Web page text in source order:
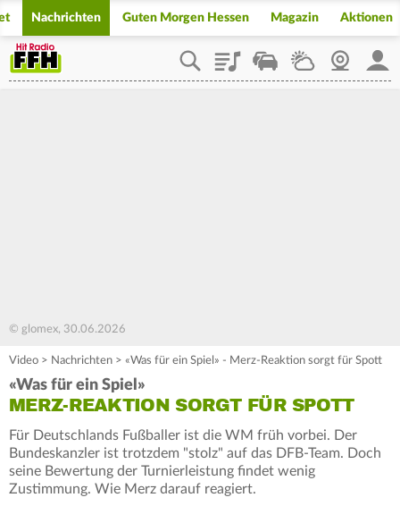
Nachrichten Guten Morgen Hessen Magazin Aktionen
PlaylistStaupilotWetterWebcam
© glomex, 30.06.2026
Video > Nachrichten > «Was für ein Spiel» - Merz-Reaktion sorgt für Spott
«Was für ein Spiel»
MERZ-REAKTION SORGT FÜR SPOTT
Für Deutschlands Fußballer ist die WM früh vorbei. Der
Bundeskanzler ist trotzdem "stolz" auf das DFB-Team. Doch
seine Bewertung der Turnierleistung findet wenig
Zustimmung. Wie Merz darauf reagiert.